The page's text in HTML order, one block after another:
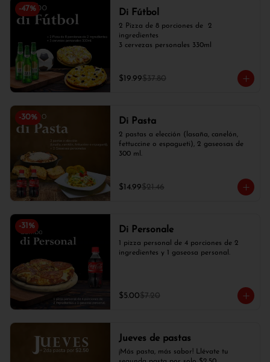
-47% Di Fútbol
2 Pizza de 8 porciones de  2
ingredientes
3 cervezas personales 330ml
$19.99$37.80
-30% Di Pasta
2 pastas a elección (lasaña, canelón,
fettuccine o espagueti), 2 gaseosas de
300 ml.
$14.99$21.46
-31% Di Personale
1 pizza personal de 4 porciones de 2
ingredientes y 1 gaseosa personal.
$5.00$7.20
Jueves de pastas
¡Más pasta, más sabor! Llévate tu